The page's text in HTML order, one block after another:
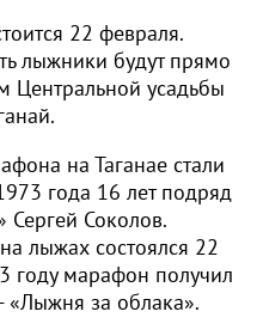
22 февраля.
лыжники будут прямо
Центральной усадьбы
на Таганае стали
года 16 лет подряд
Соколов.
лыжах состоялся 22
году марафон получил
«Лыжня за облака».